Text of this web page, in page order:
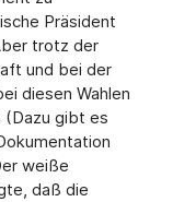
Präsident
trotz der
und bei der
diesen Wahlen
(Dazu gibt es
weiße
daß die